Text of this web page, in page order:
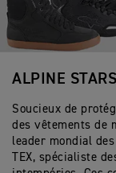
ALPINE
Soucieux de
des vêtements de
leader mondial
TEX, spécialiste